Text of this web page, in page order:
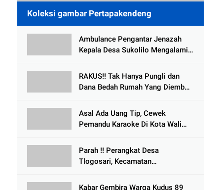
Koleksi gambar Pertapakendeng
Ambulance Pengantar Jenazah
Kepala Desa Sukolilo Mengalami
Meninggal Dunia
RAKUS!! Tak Hanya Pungli dan
Dana Bedah Rumah Yang Diembat,
Tlogowungu, di Duga
Selewengkan Bantuan Mushola
Asal Ada Uang Tip, Cewek
Pemandu Karaoke Di Kota Wali
Parah !! Perangkat Desa
Tlogosari, Kecamatan
Rumah dari BAZNAS
Kabar Gembira Warga Kudus 89